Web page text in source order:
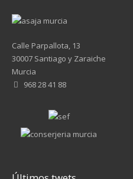
Calle Parpallota, 13
30007 Santiago y Zaraiche
Murcia
968 28 41 88